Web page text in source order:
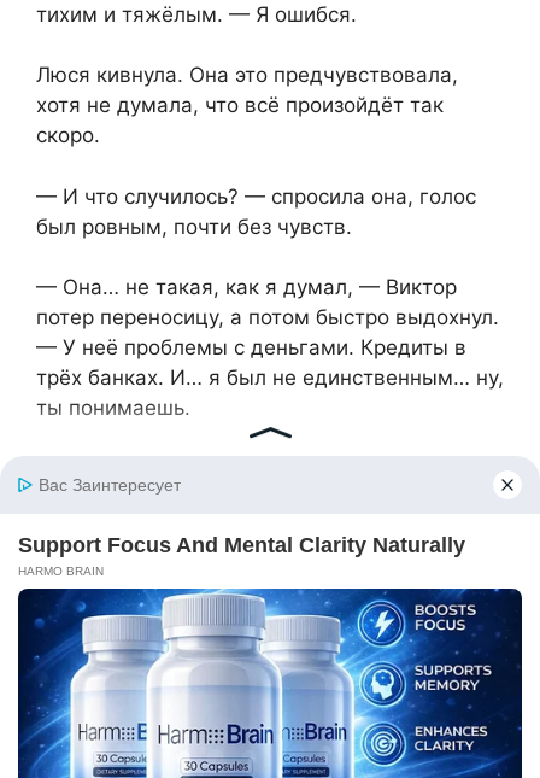
тихим и тяжёлым. — Я ошибся.
Люся кивнула. Она это предчувствовала,
хотя не думала, что всё произойдёт так
скоро.
— И что случилось? — спросила она, голос
был ровным, почти без чувств.
— Она… не такая, как я думал, — Виктор
потер переносицу, а потом быстро выдохнул.
— У неё проблемы с деньгами. Кредиты в
трёх банках. И… я был не единственным… ну,
ты понимаешь.
которого она запутала? — Люся не
холодным.
— Да, — признал он, подавленный и
растерянный. — Она использовала меня. А я
был таким глупцом…
— И теперь ты решил вернуться? —
спросила Люся, не скрывая прямоты.